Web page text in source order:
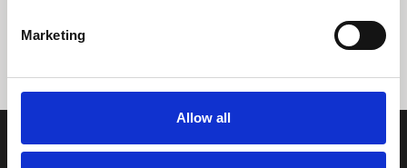
Marketing
Allow all